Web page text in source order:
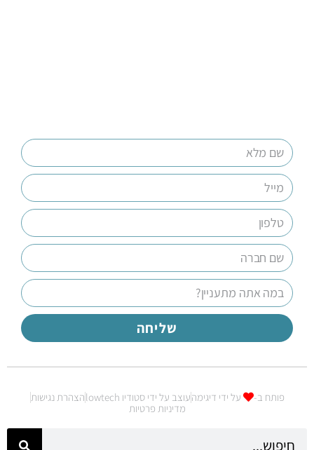
שליחה
פותח ב- על ידי דיגימהעוצב על ידי סטודיו lowtech
הצהרת נגישות
מדיניות פרטיות